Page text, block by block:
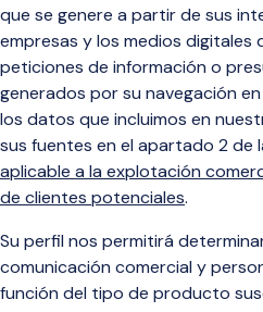
que se genere a partir de sus
empresas y los medios digitales
peticiones de información o
generados por su navegación
los datos que incluimos en
sus fuentes en el apartado 2 de
aplicable a la explotación
de clientes potenciales.
Su perfil nos permitirá
comunicación comercial y
función del tipo de producto